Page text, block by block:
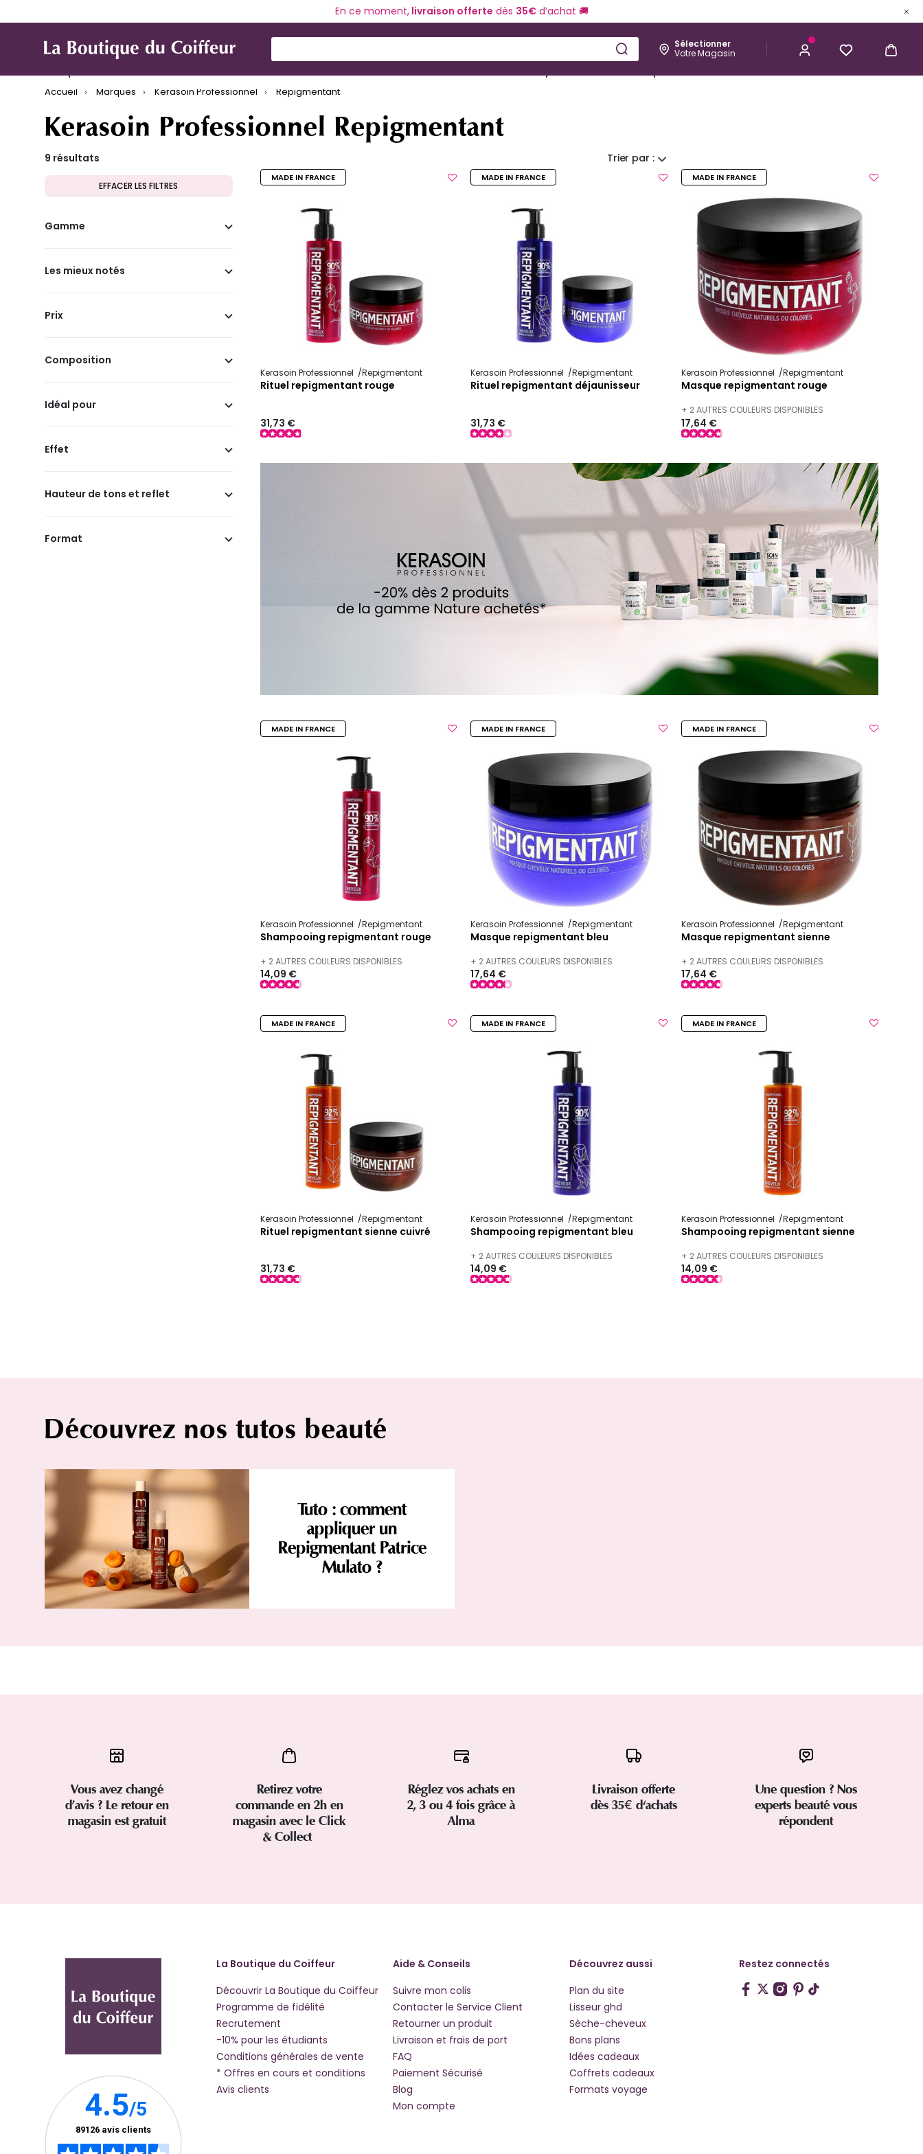
En ce moment,livraison offerte dès 35€d’achat 🚚
Sélectionner
Votre Magasin
Marques Produit de coiffure Matériel de coiffure Coloration et technique Esthétique Homme
Kérastase
Accueil
Marques Kerasoin Professionnel Repigmentant
Kerasoin Professionnel Repigmentant
Trier par :
9 résultats
EFFACER LES FILTRES
Gamme
Les mieux notés
Prix
Composition
Idéal pour
Effet
Hauteur de tons et reflet
Format
MADE IN FRANCE
Kerasoin Professionnel Repigmentant
Rituel repigmentant rouge
31,73 €
MADE IN FRANCE
Kerasoin Professionnel Repigmentant
Rituel repigmentant déjaunisseur
31,73 €
MADE IN FRANCE
Kerasoin Professionnel Repigmentant
Masque repigmentant rouge
+ 2 AUTRES COULEURS DISPONIBLES
17,64 €
MADE IN FRANCE
Kerasoin Professionnel Repigmentant
Shampooing repigmentant rouge
+ 2 AUTRES COULEURS DISPONIBLES
14,09 €
MADE IN FRANCE
Kerasoin Professionnel Repigmentant
Masque repigmentant bleu
+ 2 AUTRES COULEURS DISPONIBLES
17,64 €
MADE IN FRANCE
Kerasoin Professionnel Repigmentant
Masque repigmentant sienne
+ 2 AUTRES COULEURS DISPONIBLES
17,64 €
MADE IN FRANCE
Kerasoin Professionnel Repigmentant
Rituel repigmentant sienne cuivré
31,73 €
MADE IN FRANCE
Kerasoin Professionnel Repigmentant
Shampooing repigmentant bleu
+ 2 AUTRES COULEURS DISPONIBLES
14,09 €
MADE IN FRANCE
Kerasoin Professionnel Repigmentant
Shampooing repigmentant sienne
+ 2 AUTRES COULEURS DISPONIBLES
14,09 €
Découvrez nos tutos beauté
Tuto : comment
appliquer un
Repigmentant Patrice
Mulato ?
Vous avez changé
d’avis ? Le retour en
magasin est gratuit
Retirez votre
commande en 2h en
magasin avec le Click
& Collect
Réglez vos achats en
2, 3 ou 4 fois grâce à
Alma
Livraison offerte
dès 35€ d'achats
Une question ? Nos
experts beauté vous
répondent
La Boutique du Coiffeur
Découvrir La Boutique du Coiffeur
Programme de fidélité
Recrutement
-10% pour les étudiants
Conditions générales de vente
* Offres en cours et conditions
Avis clients
Aide & Conseils
Suivre mon colis
Contacter le Service Client
Retourner un produit
Livraison et frais de port
FAQ
Paiement Sécurisé
Blog
Mon compte
Découvrez aussi
Plan du site
Lisseur ghd
Sèche-cheveux
Bons plans
Idées cadeaux
Coffrets cadeaux
Formats voyage
Restez connectés